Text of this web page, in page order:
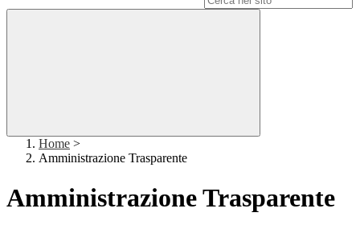
Home >
Amministrazione Trasparente
Amministrazione Trasparente